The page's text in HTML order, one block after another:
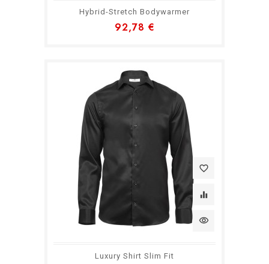
Hybrid-Stretch Bodywarmer
92,78 €
favorite_border
equalizer
visibility
Luxury Shirt Slim Fit